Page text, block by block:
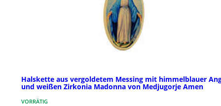
Halskette aus vergoldetem Messing mit himmelblauer
und weißen Zirkonia Madonna von Medjugorje Amen
VORRÄTIG